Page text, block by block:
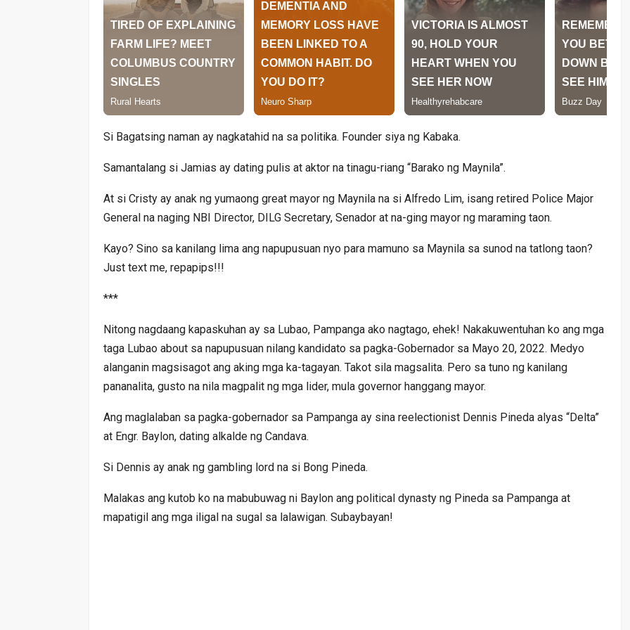
Si Bagatsing naman ay nagkatahid na sa politika. Founder siya ng Kabaka.
Samantalang si Jamias ay dating pulis at aktor na tinagu-riang “Barako ng Maynila”.
At si Cristy ay anak ng yumaong great mayor ng Maynila na si Alfredo Lim, isang retired Police Major
General na naging NBI Director, DILG Secretary, Senador at na-ging mayor ng maraming taon.
Kayo? Sino sa kanilang lima ang napupusuan nyo para mamuno sa Maynila sa sunod na tatlong taon?
Just text me, repapips!!!
***
Nitong nagdaang kapaskuhan ay sa Lubao, Pampanga ako nagtago, ehek! Nakakuwentuhan ko ang mga
taga Lubao about sa napupusuan nilang kandidato sa pagka-Gobernador sa Mayo 20, 2022. Medyo
alanganin magsisagot ang aking mga ka-tagayan. Takot sila magsalita. Pero sa tuno ng kanilang
pananalita, gusto na nila magpalit ng mga lider, mula governor hanggang mayor.
Ang maglalaban sa pagka-gobernador sa Pampanga ay sina reelectionist Dennis Pineda alyas “Delta”
at Engr. Baylon, dating alkalde ng Candava.
Si Dennis ay anak ng gambling lord na si Bong Pineda.
Malakas ang kutob ko na mabubuwag ni Baylon ang political dynasty ng Pineda sa Pampanga at
mapatigil ang mga iligal na sugal sa lalawigan. Subaybayan!